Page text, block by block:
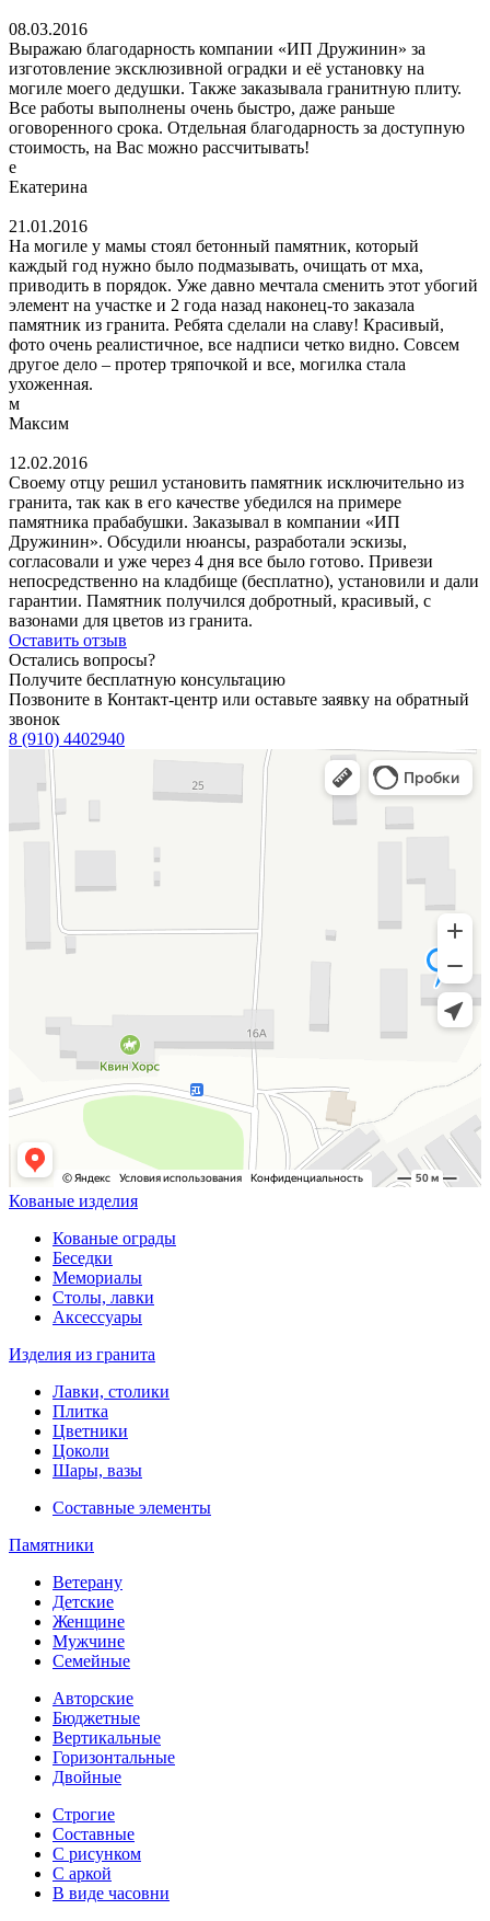
08.03.2016
Выражаю благодарность компании «ИП Дружинин» за
изготовление эксклюзивной оградки и её установку на
могиле моего дедушки. Также заказывала гранитную плиту.
Все работы выполнены очень быстро, даже раньше
оговоренного срока. Отдельная благодарность за доступную
стоимость, на Вас можно рассчитывать!
е
Екатерина
21.01.2016
На могиле у мамы стоял бетонный памятник, который
каждый год нужно было подмазывать, очищать от мха,
приводить в порядок. Уже давно мечтала сменить этот убогий
элемент на участке и 2 года назад наконец-то заказала
памятник из гранита. Ребята сделали на славу! Красивый,
фото очень реалистичное, все надписи четко видно. Совсем
другое дело – протер тряпочкой и все, могилка стала
ухоженная.
м
Максим
12.02.2016
Своему отцу решил установить памятник исключительно из
гранита, так как в его качестве убедился на примере
памятника прабабушки. Заказывал в компании «ИП
Дружинин». Обсудили нюансы, разработали эскизы,
согласовали и уже через 4 дня все было готово. Привези
непосредственно на кладбище (бесплатно), установили и дали
гарантии. Памятник получился добротный, красивый, с
вазонами для цветов из гранита.
Оставить отзыв
Остались вопросы?
Получите бесплатную консультацию
Позвоните в Контакт-центр или оставьте заявку на обратный
звонок
8 (910) 4402940
Кованые изделия
Кованые ограды
Беседки
Мемориалы
Столы, лавки
Аксессуары
Изделия из гранита
Лавки, столики
Плитка
Цветники
Цоколи
Шары, вазы
Составные элементы
Памятники
Ветерану
Детские
Женщине
Мужчине
Семейные
Авторские
Бюджетные
Вертикальные
Горизонтальные
Двойные
Строгие
Составные
С рисунком
С аркой
В виде часовни